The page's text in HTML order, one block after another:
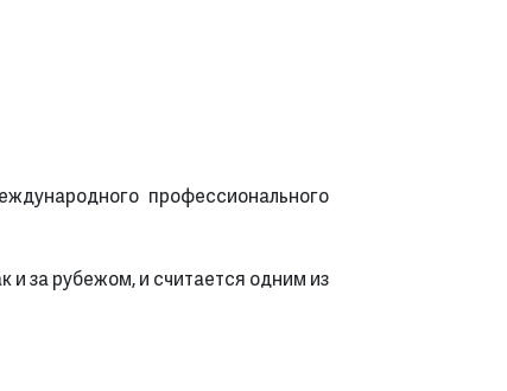
профессионального
и за рубежом, и считается одним из